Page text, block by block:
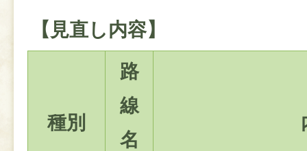
【見直し内容】
種別
路
線
名